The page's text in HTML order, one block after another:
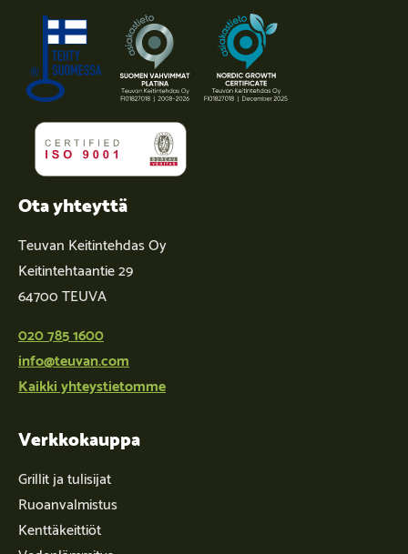
Ota yhteyttä
Teuvan Keitintehdas Oy
Keitintehtaantie 29
64700 TEUVA
020 785 1600
info@teuvan.com
Kaikki yhteystietomme
Verkkokauppa
Grillit ja tulisijat
Ruoanvalmistus
Kenttäkeittiöt